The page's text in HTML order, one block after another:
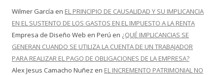
Wilmer García en EL PRINCIPIO DE CAUSALIDAD Y SU IMPLICANCIA
EN EL SUSTENTO DE LOS GASTOS EN EL IMPUESTO A LA RENTA
Empresa de Diseño Web en Perú en ¿QUÉ IMPLICANCIAS SE
GENERAN CUANDO SE UTILIZA LA CUENTA DE UN TRABAJADOR
PARA REALIZAR EL PAGO DE OBLIGACIONES DE LA EMPRESA?
Alex Jesus Camacho Nuñez en EL INCREMENTO PATRIMONIAL NO